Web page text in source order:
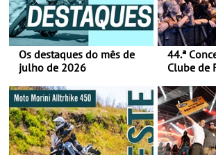
Os destaques do mês de
julho de 2026
44.ª
Clube de